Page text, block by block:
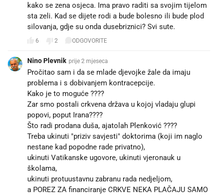
kako se zena osjeca. Ima pravo raditi sa svojim tijelom
sta zeli. Kad se dijete rodi a bude bolesno ili bude plod
silovanja, gdje su onda dusebriznici? Svi sute.
6 2 ODGOVORITE
Nino Plevnik prije 2 mjeseca
Pročitao sam i da se mlade djevojke žale da imaju
problema i s dobivanjem kontracepcije.
Kako je to moguće ????
Zar smo postali crkvena država u kojoj vladaju glupi
popovi, poput Irana????
Što radi prodana duša, ajatolah Plenković ????
Treba ukinuti "priziv savjesti" doktorima (koji im naglo
nestane kad popodne rade privatno),
ukinuti Vatikanske ugovore, ukinuti vjeronauk u
školama,
ukinuti protuustavnu zabranu rada nedjeljom,
a POREZ ZA financiranje CRKVE NEKA PLAČAJU SAMO